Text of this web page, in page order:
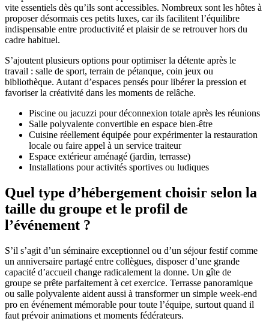
vite essentiels dès qu’ils sont accessibles. Nombreux sont les hôtes à
proposer désormais ces petits luxes, car ils facilitent l’équilibre
indispensable entre productivité et plaisir de se retrouver hors du
cadre habituel.
S’ajoutent plusieurs options pour optimiser la détente après le
travail : salle de sport, terrain de pétanque, coin jeux ou
bibliothèque. Autant d’espaces pensés pour libérer la pression et
favoriser la créativité dans les moments de relâche.
Piscine ou jacuzzi pour déconnexion totale après les réunions
Salle polyvalente convertible en espace bien-être
Cuisine réellement équipée pour expérimenter la restauration
locale ou faire appel à un service traiteur
Espace extérieur aménagé (jardin, terrasse)
Installations pour activités sportives ou ludiques
Quel type d’hébergement choisir selon la
taille du groupe et le profil de
l’événement ?
S’il s’agit d’un séminaire exceptionnel ou d’un séjour festif comme
un anniversaire partagé entre collègues, disposer d’une grande
capacité d’accueil change radicalement la donne. Un gîte de
groupe se prête parfaitement à cet exercice. Terrasse panoramique
ou salle polyvalente aident aussi à transformer un simple week-end
pro en événement mémorable pour toute l’équipe, surtout quand il
faut prévoir animations et moments fédérateurs.